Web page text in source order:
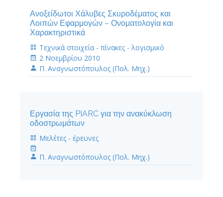
Ανοξείδωτοι Χάλυβες Σκυροδέματος και
Λοιπών Εφαρμογών – Ονοματολογία και
Χαρακτηριστικά
Τεχνικά στοιχεία - πίνακες - λογισμικό
2 Νοεμβρίου 2010
Π. Αναγνωστόπουλος (Πολ. Μηχ.)
Εργασία της PIARC για την ανακύκλωση
οδοστρωμάτων
Μελέτες - έρευνες
Π. Αναγνωστόπουλος (Πολ. Μηχ.)